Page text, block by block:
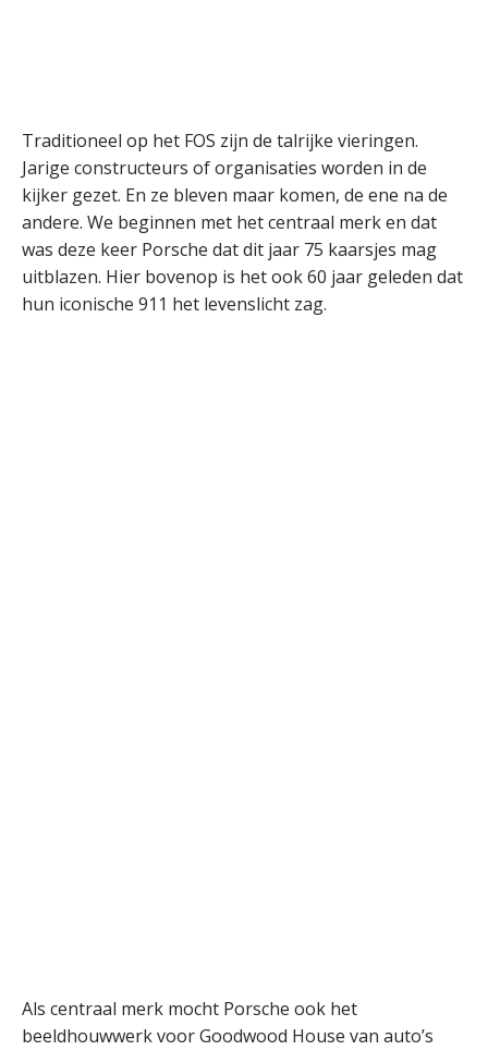
Traditioneel op het FOS zijn de talrijke vieringen.
Jarige constructeurs of organisaties worden in de
kijker gezet. En ze bleven maar komen, de ene na de
andere. We beginnen met het centraal merk en dat
was deze keer Porsche dat dit jaar 75 kaarsjes mag
uitblazen. Hier bovenop is het ook 60 jaar geleden dat
hun iconische 911 het levenslicht zag.
Als centraal merk mocht Porsche ook het
beeldhouwwerk voor Goodwood House van auto’s